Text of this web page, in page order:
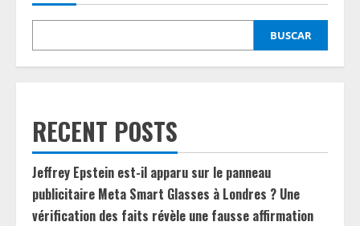
BUSCAR
RECENT POSTS
Jeffrey Epstein est-il apparu sur le panneau
publicitaire Meta Smart Glasses à Londres ? Une
vérification des faits révèle une fausse affirmation